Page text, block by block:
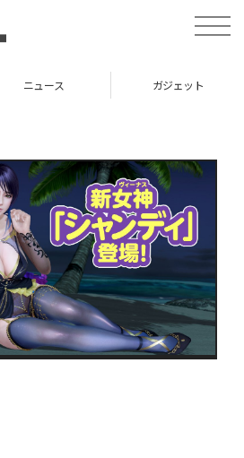
toggle
ニュース ガジェット